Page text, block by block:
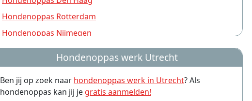
Hondenoppas Rotterdam
Hondenoppas Nijmegen
Hondenoppas Groningen
Hondenoppas Almere
Hondenoppas Amersfoort
Hondenoppas Arnhem
Hondenoppas werk Utrecht
Ben jij op zoek naar hondenoppas werk in Utrecht? Als
hondenoppas kan jij je gratis aanmelden!